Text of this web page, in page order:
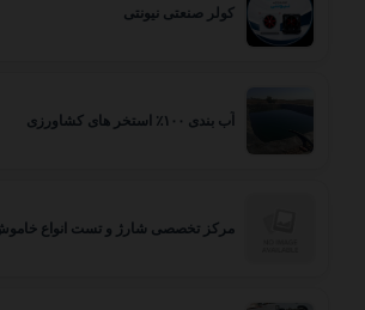
کولر صنعتی نیونتی
آب بندی ۱۰۰٪ استخر های کشاورزی
مرکز تخصصی شارژ و تست انواع